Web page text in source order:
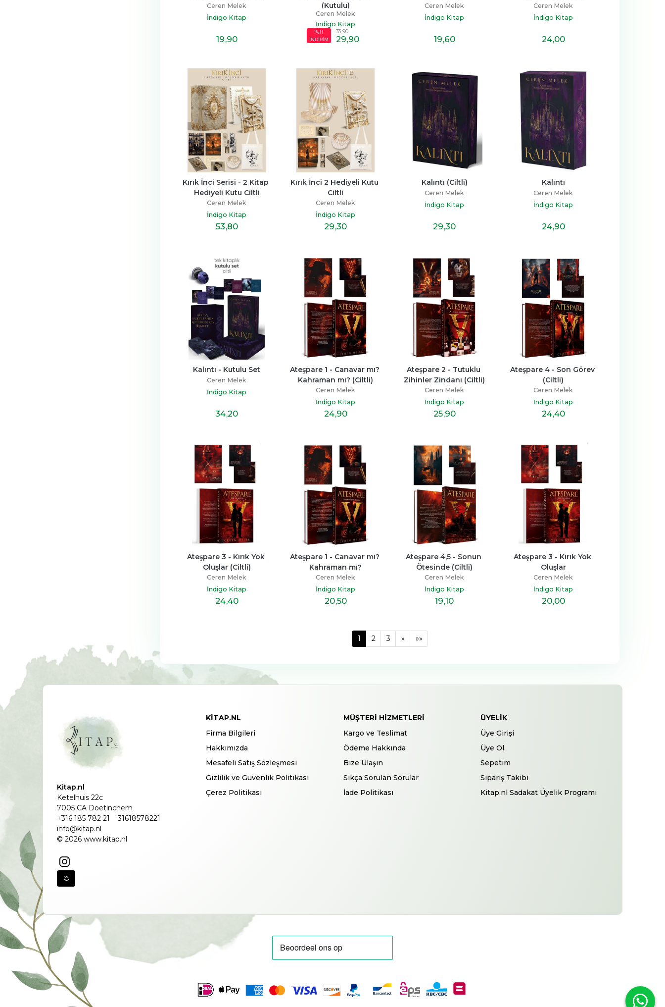
Ceren Melek
İndigo Kitap
19,90
(Kutulu)
Ceren Melek
İndigo Kitap
%11
İNDİRİM
33,90
29,90
Ceren Melek
İndigo Kitap
19,60
Ceren Melek
İndigo Kitap
24,00
Kırık İnci Serisi - 2 Kitap
Hediyeli Kutu Ciltli
Ceren Melek
İndigo Kitap
53,80
Kırık İnci 2 Hediyeli Kutu
Ciltli
Ceren Melek
İndigo Kitap
29,30
Kalıntı (Ciltli)
Ceren Melek
İndigo Kitap
29,30
Kalıntı
Ceren Melek
İndigo Kitap
24,90
Kalıntı - Kutulu Set
Ceren Melek
İndigo Kitap
34,20
Ateşpare 1 - Canavar mı?
Kahraman mı? (Ciltli)
Ceren Melek
İndigo Kitap
24,90
Ateşpare 2 - Tutuklu
Zihinler Zindanı (Ciltli)
Ceren Melek
İndigo Kitap
25,90
Ateşpare 4 - Son Görev
(Ciltli)
Ceren Melek
İndigo Kitap
24,40
Ateşpare 3 - Kırık Yok
Oluşlar (Ciltli)
Ceren Melek
İndigo Kitap
24,40
Ateşpare 1 - Canavar mı?
Kahraman mı?
Ceren Melek
İndigo Kitap
20,50
Ateşpare 4,5 - Sonun
Ötesinde (Ciltli)
Ceren Melek
İndigo Kitap
19,10
Ateşpare 3 - Kırık Yok
Oluşlar
Ceren Melek
İndigo Kitap
20,00
1 2 3 » »»
Kitap.nl
Ketelhuis 22c
7005 CA Doetinchem
+316 185 782 21
31618578221
info@kitap.nl
© 2026 www.kitap.nl
KITAP.NL
Firma Bilgileri
Hakkımızda
Mesafeli Satış Sözleşmesi
Gizlilik ve Güvenlik Politikası
Çerez Politikası
MÜŞTERI HIZMETLERI
Kargo ve Teslimat
Ödeme Hakkında
Bize Ulaşın
Sıkça Sorulan Sorular
İade Politikası
ÜYELIK
Üye Girişi
Üye Ol
Sepetim
Sipariş Takibi
Kitap.nl Sadakat Üyelik Programı